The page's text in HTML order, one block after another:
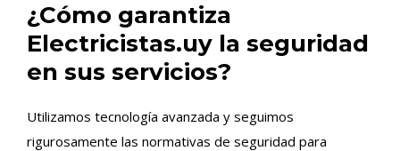
¿Cómo garantiza
Electricistas.uy la seguridad
en sus servicios?
Utilizamos tecnología avanzada y seguimos
rigurosamente las normativas de seguridad para